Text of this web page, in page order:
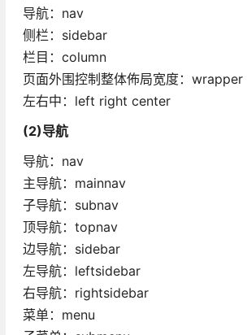
导航：nav
侧栏：sidebar
栏目：column
页面外围控制整体佈局宽度：wrapper
左右中：left right center
(2)导航
导航：nav
主导航：mainnav
子导航：subnav
顶导航：topnav
边导航：sidebar
左导航：leftsidebar
右导航：rightsidebar
菜单：menu